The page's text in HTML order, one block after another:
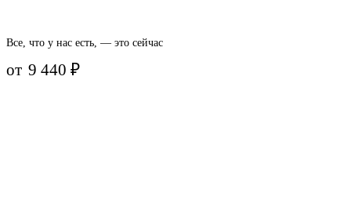
Все, что у нас есть, — это сейчас
от 9 440₽